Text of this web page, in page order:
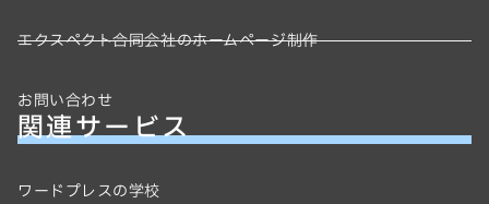
エクスペクト合同会社のホームページ制作
お問い合わせ
関連サービス
ワードプレスの学校